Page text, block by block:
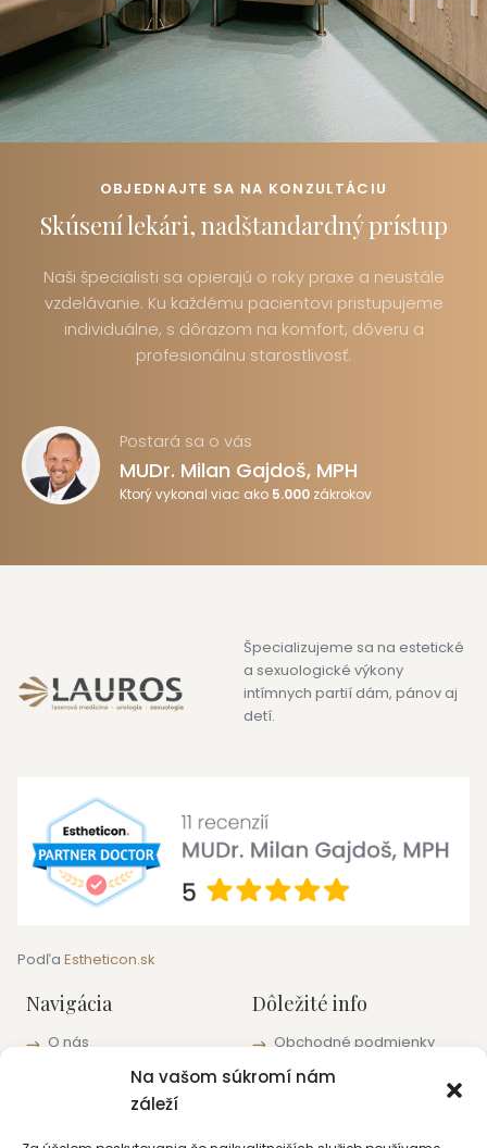
Na vašom súkromí nám
záleží
OBJEDNAJTE SA NA KONZULTÁCIU
Skúsení lekári, nadštandardný prístup
Naši špecialisti sa opierajú o roky praxe a neustále
vzdelávanie. Ku každému pacientovi pristupujeme
individuálne, s dôrazom na komfort, dôveru a
profesionálnu starostlivosť.
Postará sa o vás
MUDr. Milan Gajdoš, MPH
Ktorý vykonal viac ako 5.000zákrokov
Špecializujeme sa na estetické
a sexuologické výkony
intímnych partií dám, pánov aj
detí.
Podľa Estheticon.sk
Navigácia
O nás
Pracoviská a kontakty
Dôležité info
Obchodné podmienky
Informácie o ochrane
osobných údajov